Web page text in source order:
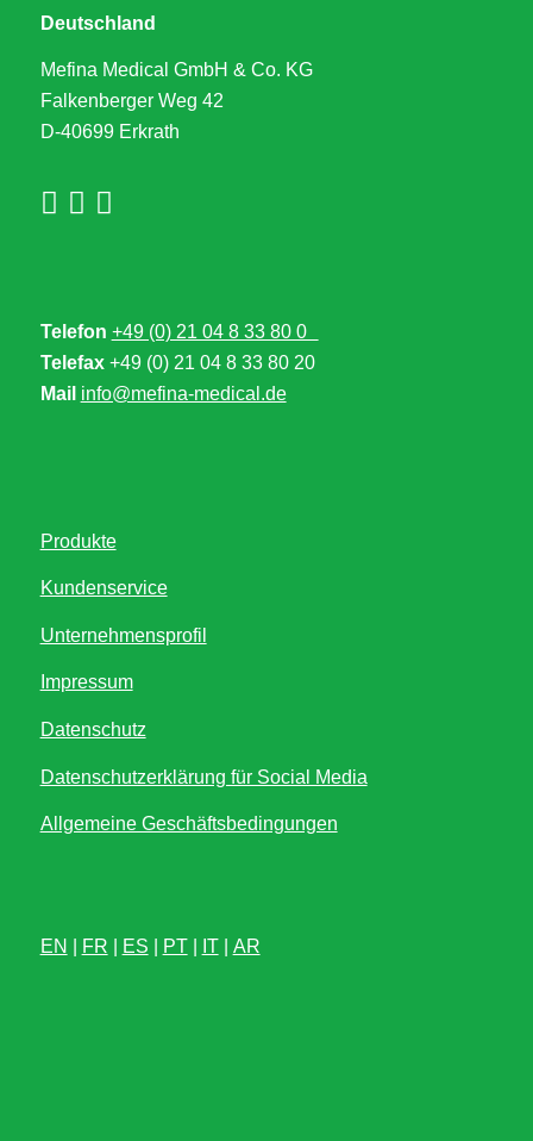
Deutschland
Mefina Medical GmbH & Co. KG
Falkenberger Weg 42
D-40699 Erkrath
Telefon +49 (0) 21 04 8 33 80 0
Telefax+49 (0) 21 04 8 33 80 20
Mail info@mefina-medical.de
Produkte
Kundenservice
Unternehmensprofil
Impressum
Datenschutz
Datenschutzerklärung für Social Media
Allgemeine Geschäftsbedingungen
EN FR ES PT| IT| AR